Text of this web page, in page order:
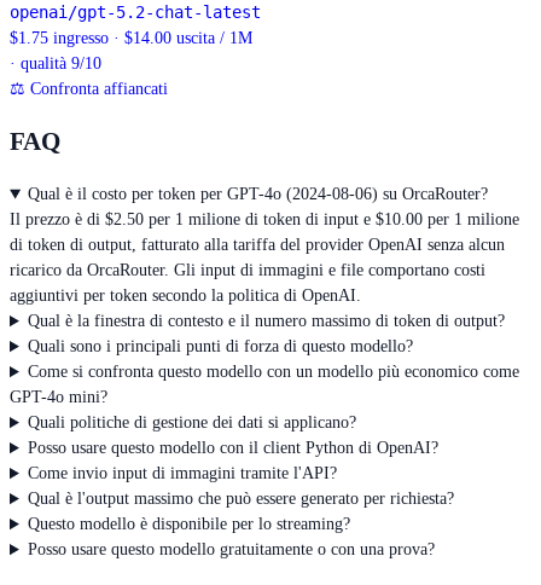
openai/gpt-5.2-chat-latest
$1.75 ingresso · $14.00 uscita / 1M
· qualità 9/10
⚖ Confronta affiancati
FAQ
Qual è il costo per token per GPT-4o (2024-08-06) su OrcaRouter?
Il prezzo è di $2.50 per 1 milione di token di input e $10.00 per 1 milione
di token di output, fatturato alla tariffa del provider OpenAI senza alcun
ricarico da OrcaRouter. Gli input di immagini e file comportano costi
aggiuntivi per token secondo la politica di OpenAI.
Qual è la finestra di contesto e il numero massimo di token di output?
Quali sono i principali punti di forza di questo modello?
Come si confronta questo modello con un modello più economico come
GPT-4o mini?
Quali politiche di gestione dei dati si applicano?
Posso usare questo modello con il client Python di OpenAI?
Come invio input di immagini tramite l'API?
Qual è l'output massimo che può essere generato per richiesta?
Questo modello è disponibile per lo streaming?
Posso usare questo modello gratuitamente o con una prova?